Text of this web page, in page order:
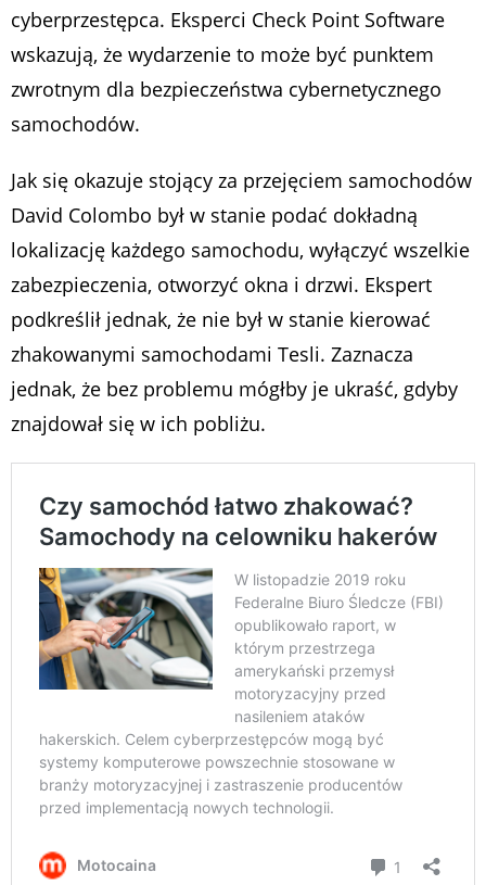
cyberprzestępca. Eksperci Check Point Software
wskazują, że wydarzenie to może być punktem
zwrotnym dla bezpieczeństwa cybernetycznego
samochodów.
Jak się okazuje stojący za przejęciem samochodów
David Colombo był w stanie podać dokładną
lokalizację każdego samochodu, wyłączyć wszelkie
zabezpieczenia, otworzyć okna i drzwi. Ekspert
podkreślił jednak, że nie był w stanie kierować
zhakowanymi samochodami Tesli. Zaznacza
jednak, że bez problemu mógłby je ukraść, gdyby
znajdował się w ich pobliżu.